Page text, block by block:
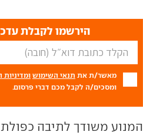
הירשמו לקבלת
מאשר/ת את תנאי השימוש
ומסכים/ה לקבל מכם דברי פרסום.